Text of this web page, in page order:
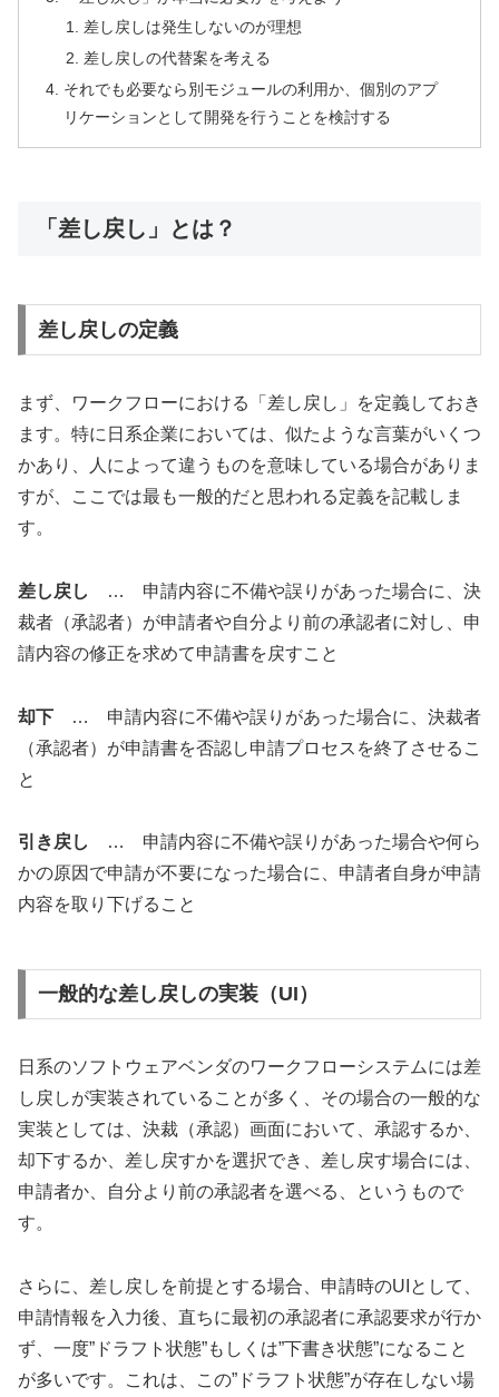
差し戻しは発生しないのが理想
差し戻しの代替案を考える
それでも必要なら別モジュールの利用か、個別のアプ
リケーションとして開発を行うことを検討する
「差し戻し」とは？
差し戻しの定義
まず、ワークフローにおける「差し戻し」を定義しておき
ます。特に日系企業においては、似たような言葉がいくつ
かあり、人によって違うものを意味している場合がありま
すが、ここでは最も一般的だと思われる定義を記載しま
す。
差し戻し
… 申請内容に不備や誤りがあった場合に、決
裁者（承認者）が申請者や自分より前の承認者に対し、申
請内容の修正を求めて申請書を戻すこと
却下 … 申請内容に不備や誤りがあった場合に、決裁者
（承認者）が申請書を否認し申請プロセスを終了させるこ
と
引き戻し
… 申請内容に不備や誤りがあった場合や何ら
かの原因で申請が不要になった場合に、申請者自身が申請
内容を取り下げること
一般的な差し戻しの実装（UI）
日系のソフトウェアベンダのワークフローシステムには差
し戻しが実装されていることが多く、その場合の一般的な
実装としては、決裁（承認）画面において、承認するか、
却下するか、差し戻すかを選択でき、差し戻す場合には、
申請者か、自分より前の承認者を選べる、というもので
す。
さらに、差し戻しを前提とする場合、申請時のUIとして、
申請情報を入力後、直ちに最初の承認者に承認要求が行か
ず、一度”ドラフト状態”もしくは”下書き状態”になること
が多いです。これは、この”ドラフト状態”が存在しない場